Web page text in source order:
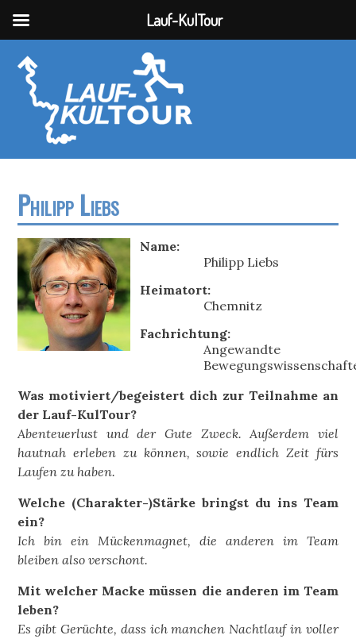
Philipp Liebs
Name:
Philipp Liebs
Heimatort:
Chemnitz
Fachrichtung:
Angewandte
Was motiviert/begeistert dich zur Teilnahme an
der Lauf-KulTour?
Abenteuerlust und der Gute Zweck. Außerdem viel
hautnah erleben zu können, sowie endlich Zeit fürs
Laufen zu haben.
Welche (Charakter-)Stärke bringst du ins Team
ein?
Ich bin ein Mückenmagnet, die anderen im Team
bleiben also verschont.
Mit welcher Macke müssen die anderen im Team
leben?
Es gibt Gerüchte, dass ich manchen Nachtlauf in voller
Lauf-KulTour